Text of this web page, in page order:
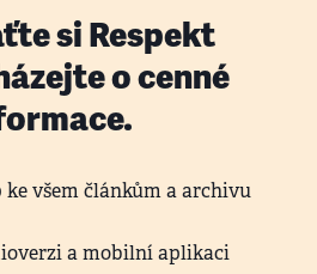
si Respekt
o cenné
všem článkům a archivu
a mobilní aplikaci